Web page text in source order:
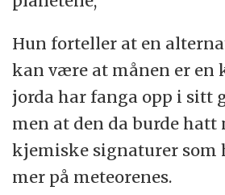
Hun forteller at en
kan være at månen er en
jorda har fanga opp i sitt
men at den da burde hatt
kjemiske signaturer som
mer på meteorenes.